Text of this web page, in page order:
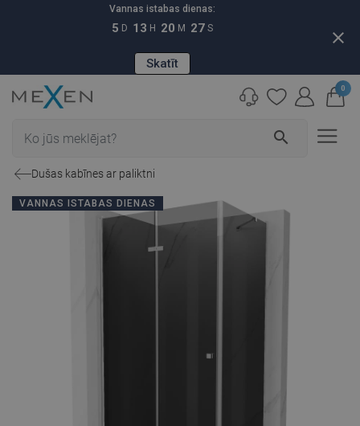
Vannas istabas dienas:
5 D 13 H 20 M 26 S
Skatīt
close
search
0
Dušas kabīnes ar paliktni
VANNAS ISTABAS DIENAS